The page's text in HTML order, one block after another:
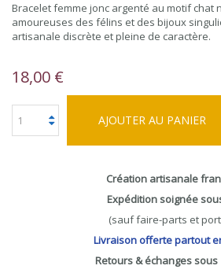
Bracelet femme jonc argenté au motif chat
amoureuses des félins et des bijoux
artisanale discrète et pleine de caractère.
18,00 €
AJOUTER AU PANIER
Création artisanale
Expédition soignée
(sauf faire-parts et
Livraison offerte partout
Retours & échanges sous